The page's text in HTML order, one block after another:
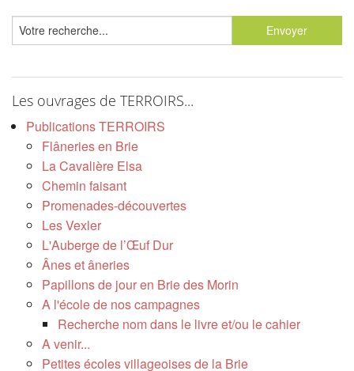
Les ouvrages de TERROIRS...
Publications TERROIRS
Flâneries en Brie
La Cavalière Elsa
Chemin faisant
Promenades-découvertes
Les Vexler
L'Auberge de l’Œuf Dur
Ânes et âneries
Papillons de jour en Brie des Morin
A l'école de nos campagnes
Recherche nom dans le livre et/ou le cahier
A venir...
Petites écoles villageoises de la Brie